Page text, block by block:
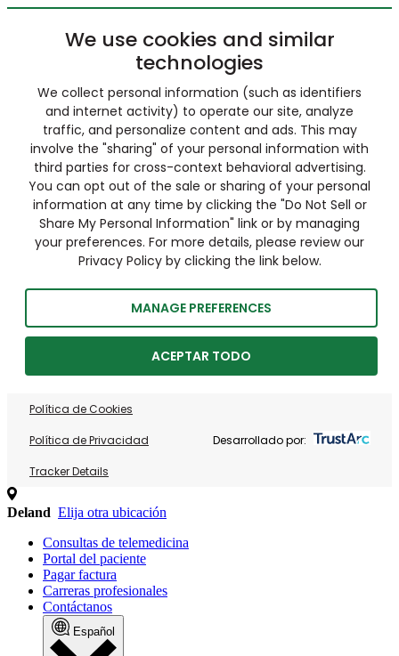
We use cookies and similar
technologies
We collect personal information (such as identifiers
and internet activity) to operate our site, analyze
traffic, and personalize content and ads. This may
involve the "sharing" of your personal information with
third parties for cross-context behavioral advertising.
You can opt out of the sale or sharing of your personal
information at any time by clicking the "Do Not Sell or
Share My Personal Information" link or by managing
your preferences. For more details, please review our
Privacy Policy by clicking the link below.
MANAGE PREFERENCES
ACEPTAR TODO
Política de Cookies
Política de Privacidad
Tracker Details
Desarrollado por:
Deland Elija otra ubicación
Consultas de telemedicina
Portal del paciente
Pagar factura
Carreras profesionales
Contáctanos
Español